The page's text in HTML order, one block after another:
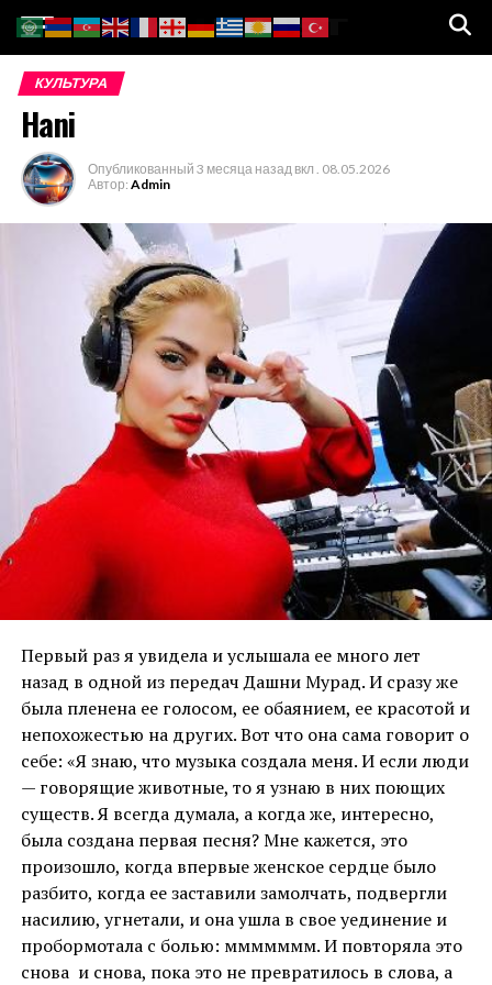
КУЛЬТУРА
Hani
Опубликованный 3 месяца назад вкл . 08.05.2026
Автор: Admin
Первый раз я увидела и услышала ее много лет
назад в одной из передач Дашни Мурад. И сразу же
была пленена ее голосом, ее обаянием, ее красотой и
непохожестью на других. Вот что она сама говорит о
себе: «Я знаю, что музыка создала меня. И если люди
— говорящие животные, то я узнаю в них поющих
существ. Я всегда думала, а когда же, интересно,
была создана первая песня? Мне кажется, это
произошло, когда впервые женское сердце было
разбито, когда ее заставили замолчать, подвергли
насилию, угнетали, и она ушла в свое уединение и
пробормотала с болью: ммммммм. И повторяла это
снова и снова, пока это не превратилось в слова, а
Go to mobile version